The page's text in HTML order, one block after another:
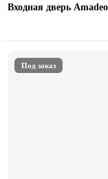
Входная дверь
Под заказ